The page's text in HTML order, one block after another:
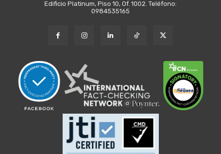
Edificio Platinum, Piso 10, Of. 1002. Teléfono:
0984535165